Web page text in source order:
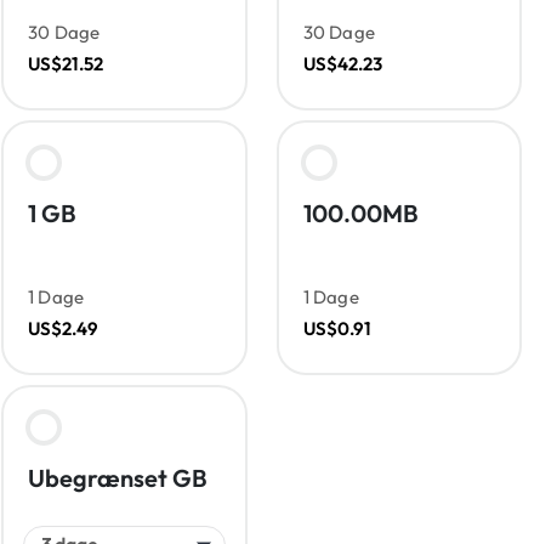
30 Dage
US$21.52
30 Dage
US$42.23
1 GB
1 Dage
US$2.49
100.00MB
1 Dage
US$0.91
Ubegrænset GB